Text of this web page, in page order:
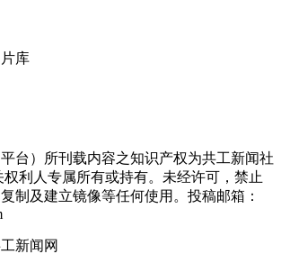
库
台）所刊载内容之知识产权为共工新闻社
利人专属所有或持有。未经许可，禁止
制及建立镜像等任何使用。投稿邮箱：
新闻网